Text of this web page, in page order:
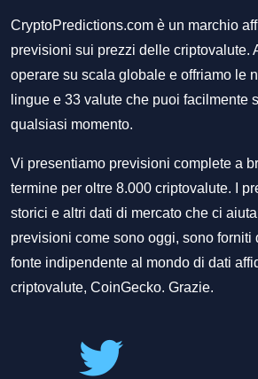
CryptoPredictions.com è un marchio
previsioni sui prezzi delle criptovalute.
operare su scala globale e offriamo le
lingue e 33 valute che puoi facilmente
qualsiasi momento.
Vi presentiamo previsioni complete a
termine per oltre 8.000 criptovalute. I
storici e altri dati di mercato che ci
previsioni come sono oggi, sono forniti
fonte indipendente al mondo di dati
criptovalute, CoinGecko. Grazie.